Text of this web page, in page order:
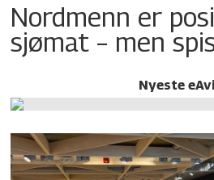
Nordmenn er
sjømat – men
Nyeste